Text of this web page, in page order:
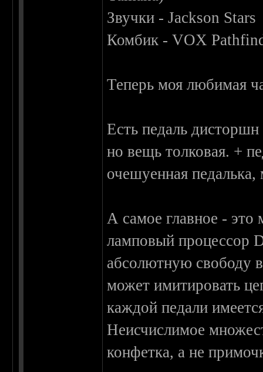
Звучки - Jackson Stars
Комбик - VOX
Теперь моя любимая
Есть педаль
но вещь толковая. +
очешуенная
А самое главное - это
ламповый процессор
абсолютную свободу
может имитировать
каждой педали
Неисчислимое
конфетка, а не